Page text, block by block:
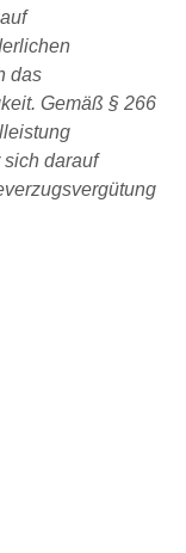
das
Gemäß § 266
sich darauf